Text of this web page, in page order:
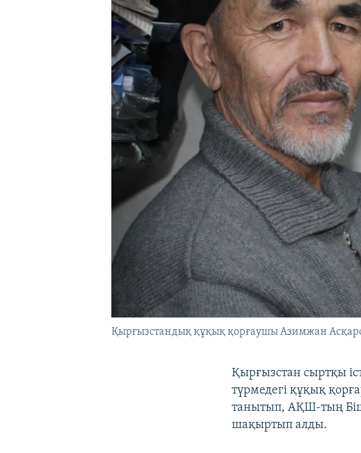
Қырғызстандық құқық қорғаушы Азимжан
Қырғызстан сыртқы
түрмедегі құқық
танытып, АҚШ-тың
шақыртып алды.